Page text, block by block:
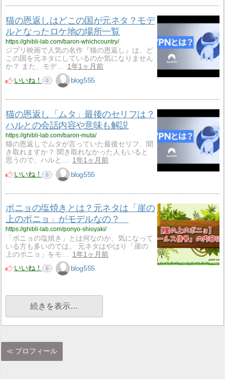
猫の恩返しはどこの国が元ネタ？モデ
ルとなったロケ地の場所一覧
https://ghibli-lab.com/baron-whichcountry/
ジブリ映画で人気の名作『猫の恩返し』は、ど
この国を元ネタにしているのか気になりません
か？ また、モデ…
1年1ヶ月前
いいね！
0 blog555
猫の恩返し「ムタ」最後のセリフは？
ハルとの会話内容や意味も解説
https://ghibli-lab.com/baron-muta/
猫の恩返しでムタが言っていた最後セリフ、聞
き取れますか？ 聞き取れなかった人もいると
思うので、ハルと…
1年1ヶ月前
いいね！
0 blog555
ポニョの塩焼きとは？元ネタは「崖の
上のポニョ」がモデルなの？
https://ghibli-lab.com/ponyo-shioyaki/
「ポニョの塩焼き」とは何なのか、気になって
いる方も多いのでは。 元ネタはやはり「崖の
上のポニョ」をモ…
1年1ヶ月前
いいね！
0 blog555
続きを表示…
プロフィール